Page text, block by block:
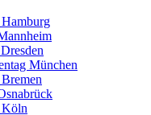
München
Köln